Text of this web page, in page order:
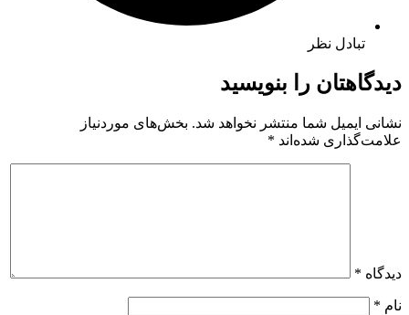
تبادل نظر
دیدگاهتان را بنویسید
نشانی ایمیل شما منتشر نخواهد شد. بخش‌های موردنیاز
علامت‌گذاری شده‌اند *
دیدگاه *
نام *